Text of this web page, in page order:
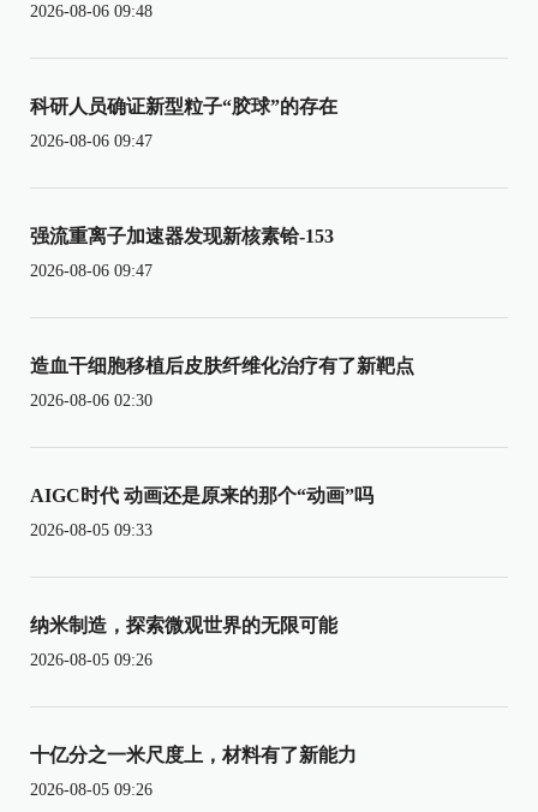
2026-08-06 09:48
科研人员确证新型粒子“胶球”的存在
2026-08-06 09:47
强流重离子加速器发现新核素铪-153
2026-08-06 09:47
造血干细胞移植后皮肤纤维化治疗有了新靶点
2026-08-06 02:30
AIGC时代 动画还是原来的那个“动画”吗
2026-08-05 09:33
纳米制造，探索微观世界的无限可能
2026-08-05 09:26
十亿分之一米尺度上，材料有了新能力
2026-08-05 09:26